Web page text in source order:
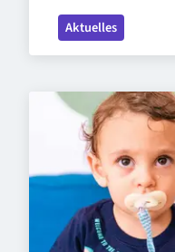
Aktuelles